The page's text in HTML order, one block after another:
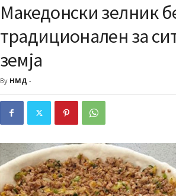
Македонски зелник
традиционален за
земја
By НМД -